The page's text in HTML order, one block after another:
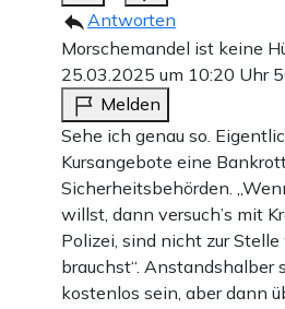
Antworten
Morschemandel ist keine
25.03.2025 um 10:20 Uhr
Melden
Sehe ich genau so.
Kursangebote eine
Sicherheitsbehörden.
willst, dann versuch’s mit
Polizei, sind nicht zur
brauchst“. Anstandshalber
kostenlos sein, aber dann